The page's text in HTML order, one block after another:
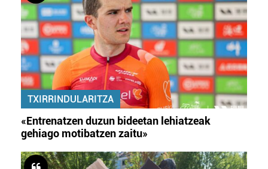
TXIRRINDULARITZA
«Entrenatzen duzun bideetan lehiatzeak
gehiago motibatzen zaitu»